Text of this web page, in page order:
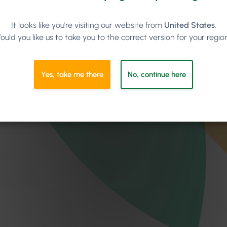
It looks like you're visiting our website from United States.
you like us to take you to the correct version for your
Yes, take me there No, continue here